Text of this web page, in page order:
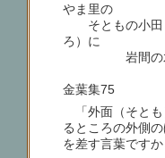
やま里の
そともの小田
ろ）に
岩間の水を
藤原隆
金葉集75
「外面（そとも
るところの外側
を差す言葉ですか